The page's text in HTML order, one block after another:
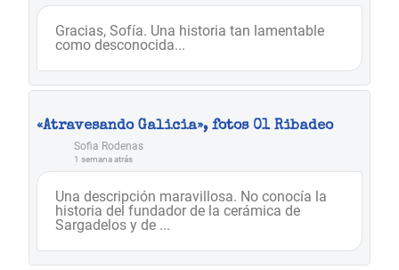
Gracias, Sofía. Una historia tan lamentable
como desconocida...
«Atravesando Galicia», fotos 01 Ribadeo
Sofia Rodenas
1 semana atrás
Una descripción maravillosa. No conocía la
historia del fundador de la cerámica de
Sargadelos y de ...